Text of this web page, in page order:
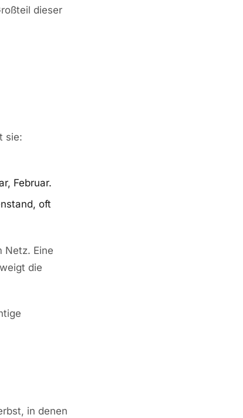
dieser
sie:
Februar.
oft
Netz. Eine
die
in denen